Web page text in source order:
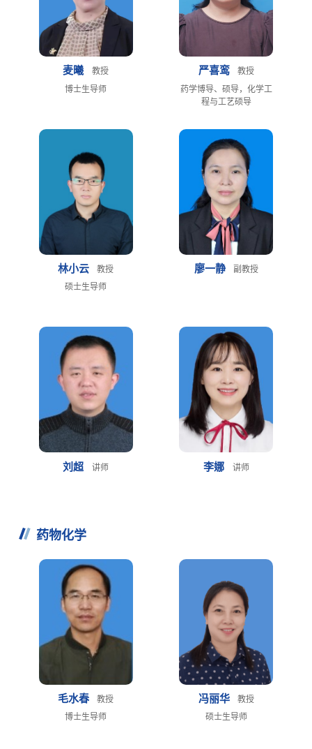
麦曦
教授
博士生导师
严喜鸾
教授
药学博导、硕导，化学工
程与工艺硕导
林小云
教授
硕士生导师
廖一静 副教授
刘超 讲师 李娜 讲师
药物化学
毛水春
教授
博士生导师
冯丽华
教授
硕士生导师